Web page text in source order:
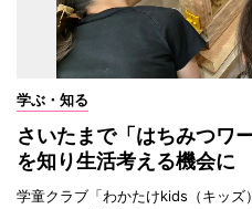
学ぶ・知る
さいたまで「はちみつ
を知り生活考える機会に
学童クラブ「わかたけkids（キッ